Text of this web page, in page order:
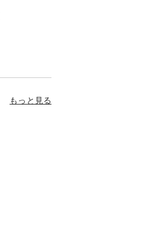
もっと見る